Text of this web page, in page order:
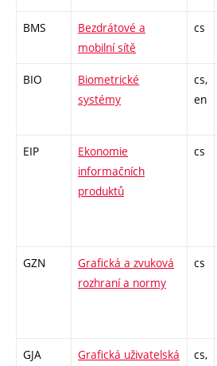
BMS
Bezdrátové a
mobilní sítě
cs
BIO
Biometrické
systémy
cs,
en
EIP
Ekonomie
informačních
produktů
cs
GZN
Grafická a zvuková
rozhraní a normy
cs
GJA
Grafická uživatelská
cs,